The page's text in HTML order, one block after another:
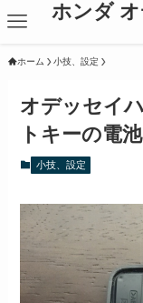
ホンダ
ホーム 小技、設定
オデッセイ
トキーの電
小技、設定